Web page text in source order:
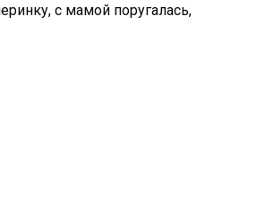
с мамой поругалась,